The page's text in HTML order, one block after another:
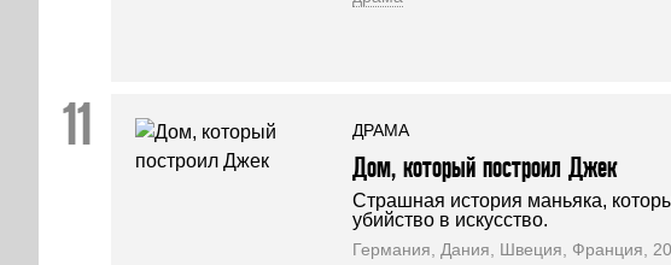
ДРАМА
Дом, который построил Джек
Страшная история маньяка,
убийство в искусство.
Германия, Дания, Швеция, Франция,